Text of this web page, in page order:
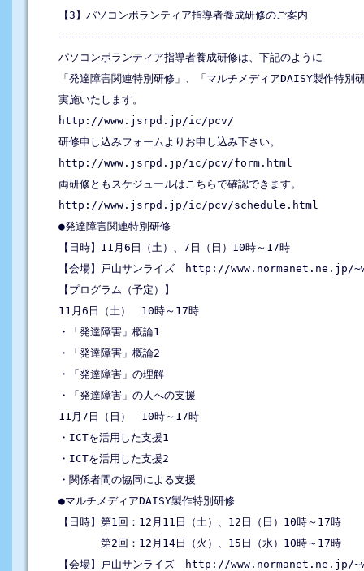
【3】パソコンボランティア指導者養成研修のご案内
パソコンボランティア指導者養成研修は、下記のように
「発達障害関連特別研修」、「マルチメディアDAISY製作特別
実施いたします。
http://www.jsrpd.jp/ic/pcv/
研修申し込みフォームよりお申し込み下さい。
http://www.jsrpd.jp/ic/pcv/form.html
両研修ともスケジュールはこちらで確認できます。
http://www.jsrpd.jp/ic/pcv/schedule.html
●発達障害関連特別研修
【日時】11月6日（土）、7日（日）10時～17時
【会場】戸山サンライズ　http://www.normanet.ne.jp/
【プログラム（予定）】
11月6日（土）　10時～17時
・「発達障害」概論1
・「発達障害」概論2
・「発達障害」の理解
・「発達障害」の人への支援
11月7日（日）　10時～17時
・ICTを活用した支援1
・ICTを活用した支援2
・関係者間の協同による支援
●マルチメディアDAISY製作特別研修
【日時】第1回：12月11日（土）、12日（日）10時～17時
第2回：12月14日（火）、15日（水）10時～17時
【会場】戸山サンライズ　http://www.normanet.ne.jp/